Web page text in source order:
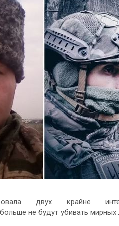
двух крайне
не будут убивать мирных